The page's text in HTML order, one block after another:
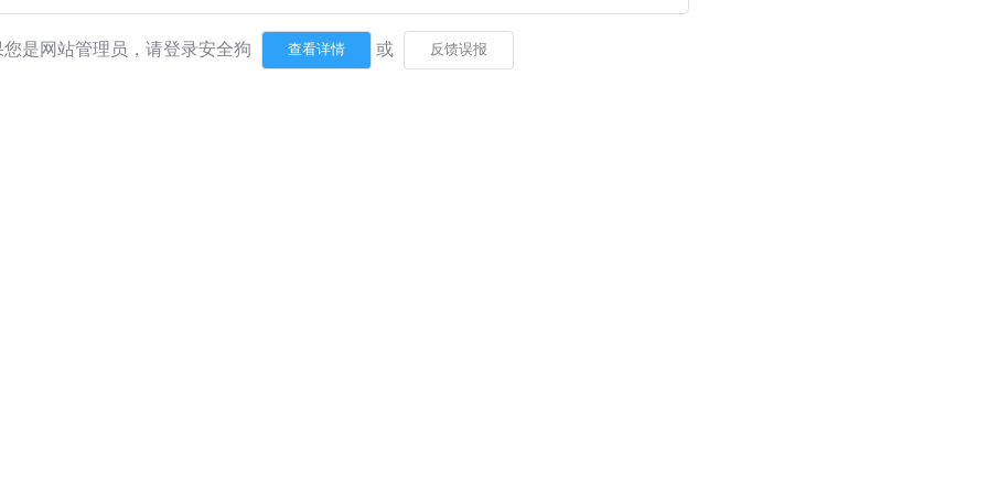
您是网站管理员，请登录安全狗 或